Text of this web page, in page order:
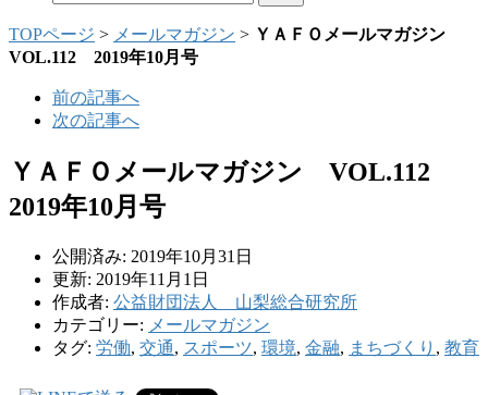
TOPページ > メールマガジン > ＹＡＦＯメールマガジン
VOL.112 2019年10月号
前の記事へ
次の記事へ
ＹＡＦＯメールマガジン VOL.112
2019年10月号
公開済み: 2019年10月31日
更新: 2019年11月1日
作成者: 公益財団法人 山梨総合研究所
カテゴリー: メールマガジン
タグ: 労働, 交通, スポーツ, 環境, 金融, まちづくり , 教育